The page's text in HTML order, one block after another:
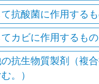
抗酸菌に作用する
カビに作用するもの
抗生物質製剤（複
。）